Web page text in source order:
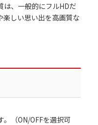
は、一般的にフルHDだ
楽しい思い出を高画質な
。（ON/OFFを選択可